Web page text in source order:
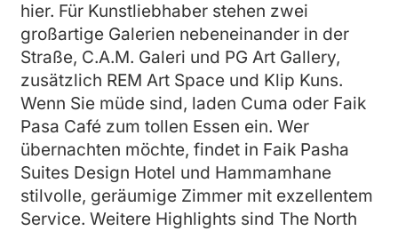
hier. Für Kunstliebhaber stehen zwei
großartige Galerien nebeneinander in der
Straße, C.A.M. Galeri und PG Art Gallery,
zusätzlich REM Art Space und Klip Kuns.
Wenn Sie müde sind, laden Cuma oder Faik
Pasa Café zum tollen Essen ein. Wer
übernachten möchte, findet in Faik Pasha
Suites Design Hotel und Hammamhane
stilvolle, geräumige Zimmer mit exzellentem
Service. Weitere Highlights sind The North